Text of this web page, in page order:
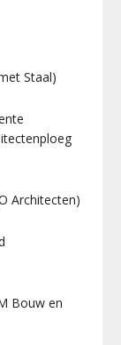
Staal)
Architecten)
Bouw en